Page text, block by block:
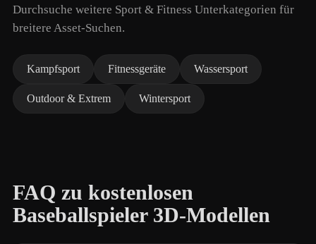
Durchsuche weitere Sport & Fitness Unterkategorien für
breitere Asset-Suchen.
Kampfsport Fitnessgeräte Wassersport
Outdoor & Extrem Wintersport
FAQ zu kostenlosen
Baseballspieler 3D-Modellen